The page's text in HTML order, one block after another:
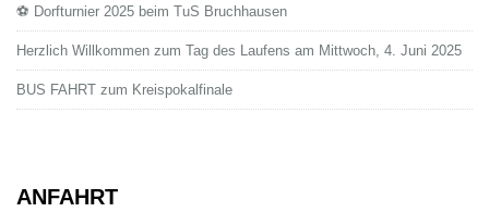
⚽ Dorfturnier 2025 beim TuS Bruchhausen
Herzlich Willkommen zum Tag des Laufens am Mittwoch, 4. Juni 2025
BUS FAHRT zum Kreispokalfinale
ANFAHRT